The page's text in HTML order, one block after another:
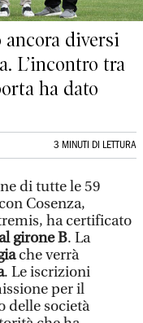
diversi
L’incontro tra
ha dato
3 MINUTI DI LETTURA
di tutte le 59
Cosenza,
ha certificato
girone B. La
che verrà
. Le iscrizioni
per il
delle società